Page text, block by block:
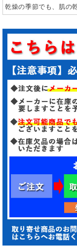
乾燥の季節でも、肌の